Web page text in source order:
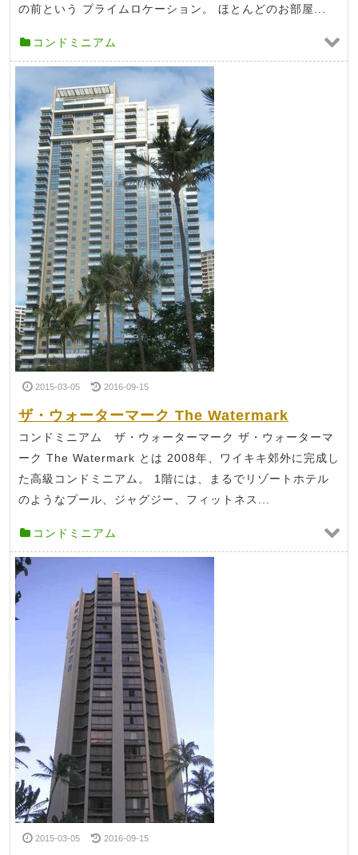
の前という プライムロケーション。 ほとんどのお部屋...
コンドミニアム
2015-03-05 2016-09-15
ザ・ウォーターマーク The Watermark
コンドミニアム ザ・ウォーターマーク ザ・ウォーターマ
ーク The Watermark とは 2008年、ワイキキ郊外に完成し
た高級コンドミニアム。 1階には、まるでリゾートホテル
のようなプール、ジャグジー、フィットネス...
コンドミニアム
2015-03-05 2016-09-15